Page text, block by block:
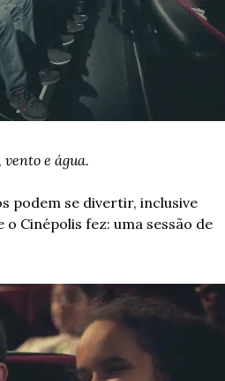
e água.
podem se divertir, inclusive
Cinépolis fez: uma sessão de